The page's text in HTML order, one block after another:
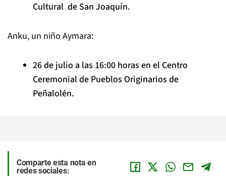
Cultural de San Joaquín.
Anku, un niño Aymara:
26 de julio a las 16:00 horas en el Centro
Ceremonial de Pueblos Originarios de
Peñalolén.
Comparte esta nota en
redes sociales: